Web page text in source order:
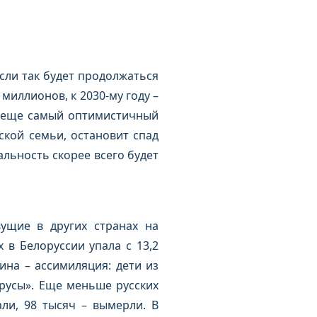
так будет продолжаться
к 2030-му году –
самый оптимистичный
семьи, остановит спад
скорее всего будет
в других странах на
в Белоруссии упала с 13,2
– ассимиляция: дети из
Еще меньше русских
98 тысяч – вымерли. В